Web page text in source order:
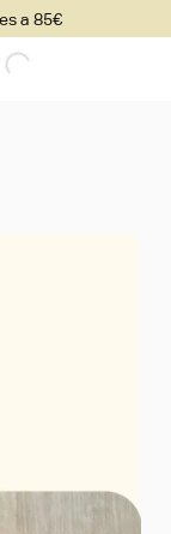
a 85€